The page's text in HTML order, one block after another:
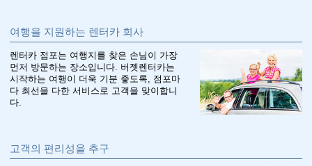
여행을 지원하는 렌터카 회사
렌터카 점포는 여행지를 찾은 손님이 가장
먼저 방문하는 장소입니다. 버젯렌터카는
시작하는 여행이 더욱 기분 좋도록, 점포마
다 최선을 다한 서비스로 고객을 맞이합니
다.
고객의 편리성을 추구